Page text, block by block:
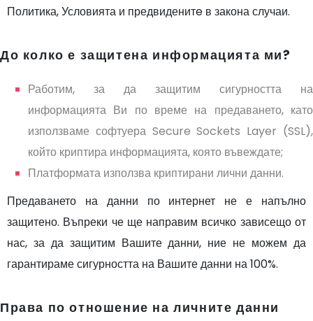
Политика, Условията и предвиденитe в закона случаи.
До колко е защитена информацията ми?
Работим, за да защитим сигурността на
информацията Ви по време на предаването, като
използваме софтуера Secure Sockets Layer (SSL),
който криптира информацията, която въвеждате;
Платформата използва криптирани лични данни.
Предаването на данни по интернет не е напълно
защитено. Въпреки че ще направим всичко зависещо от
нас, за да защитим Вашите данни, ние не можем да
гарантираме сигурността на Вашите данни на 100%.
Права по отношение на личните данни